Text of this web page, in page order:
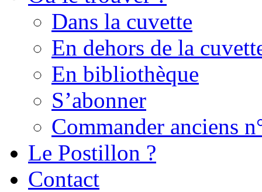
Dans la cuvette
En dehors de la
En bibliothèque
S’abonner
Commander anciens
Le Postillon ?
Contact